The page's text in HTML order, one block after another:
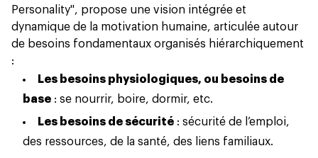
Personality", propose une vision intégrée et
dynamique de la motivation humaine, articulée autour
de besoins fondamentaux organisés hiérarchiquement
:
Les besoins physiologiques, ou besoins de
base : se nourrir, boire, dormir, etc.
Les besoins de sécurité : sécurité de l’emploi,
des ressources, de la santé, des liens familiaux.